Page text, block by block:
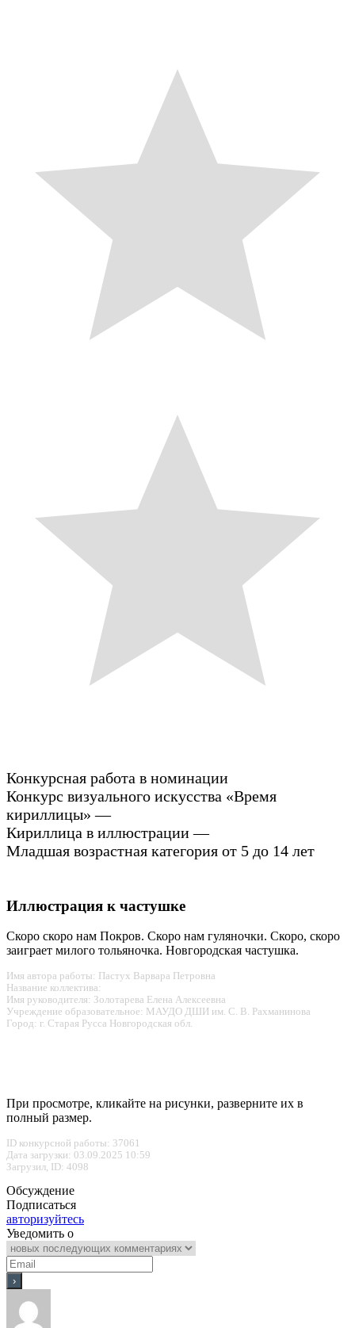
Конкурсная работа в номинации
Конкурс визуального искусства «Время
кириллицы» —
Кириллица в иллюстрации —
Младшая возрастная категория от 5 до 14 лет
Иллюстрация к частушке
Скоро скоро нам Покров. Скоро нам гуляночки. Скоро, скоро
заиграет милого тольяночка. Новгородская частушка.
Имя автора работы: Пастух Варвара Петровна
Название коллектива:
Имя руководителя: Золотарева Елена Алексеевна
Учреждение образовательное: МАУДО ДШИ им. С. В. Рахманинова
Город: г. Старая Русса Новгородская обл.
При просмотре, кликайте на рисунки, разверните их в
полный размер.
ID конкурсной работы: 37061
Дата загрузки: 03.09.2025 10:59
Загрузил, ID: 4098
Обсуждение
Подписаться
авторизуйтесь
Уведомить о